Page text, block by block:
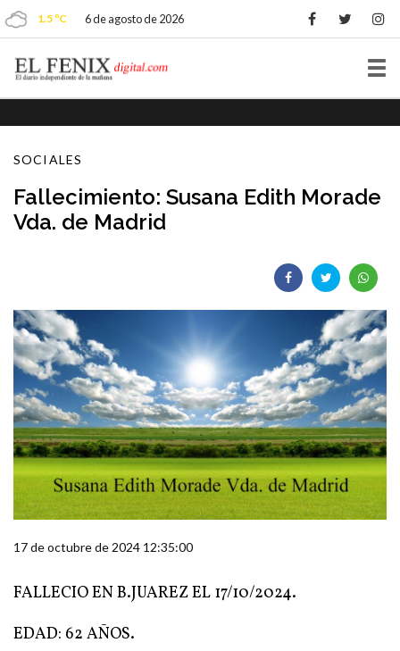
1.5 ºC 6 de agosto de 2026
SOCIALES
Fallecimiento: Susana Edith Morade
Vda. de Madrid
17 de octubre de 2024 12:35:00
FALLECIO EN B.JUAREZ EL 17/10/2024.
EDAD: 62 AÑOS.